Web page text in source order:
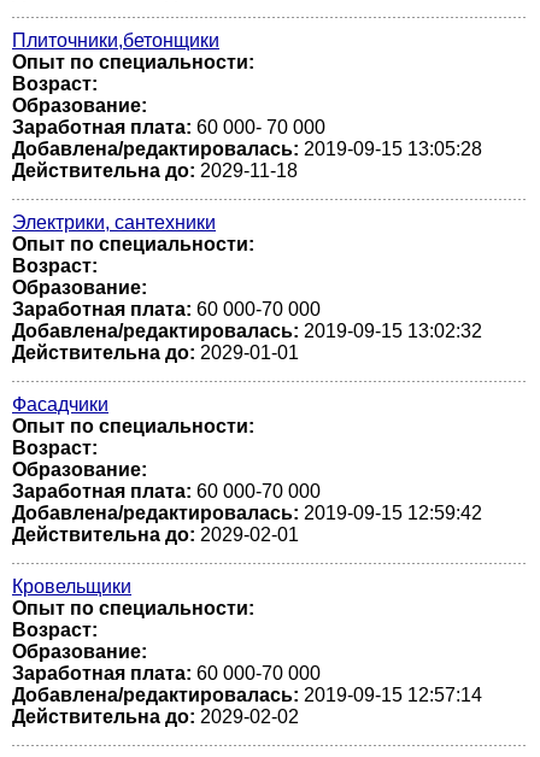
Плиточники,бетонщики
Опыт по специальности:
Возраст:
Образование:
Заработная плата: 60 000- 70 000
Добавлена/редактировалась: 2019-09-15 13:05:28
Действительна до: 2029-11-18
Электрики, сантехники
Опыт по специальности:
Возраст:
Образование:
Заработная плата: 60 000-70 000
Добавлена/редактировалась: 2019-09-15 13:02:32
Действительна до: 2029-01-01
Фасадчики
Опыт по специальности:
Возраст:
Образование:
Заработная плата: 60 000-70 000
Добавлена/редактировалась: 2019-09-15 12:59:42
Действительна до: 2029-02-01
Кровельщики
Опыт по специальности:
Возраст:
Образование:
Заработная плата: 60 000-70 000
Добавлена/редактировалась: 2019-09-15 12:57:14
Действительна до: 2029-02-02